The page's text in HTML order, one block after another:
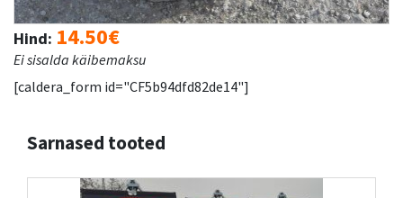
Hind: 14.50€
Ei sisalda käibemaksu
[caldera_form id="CF5b94dfd82de14"]
Sarnased tooted